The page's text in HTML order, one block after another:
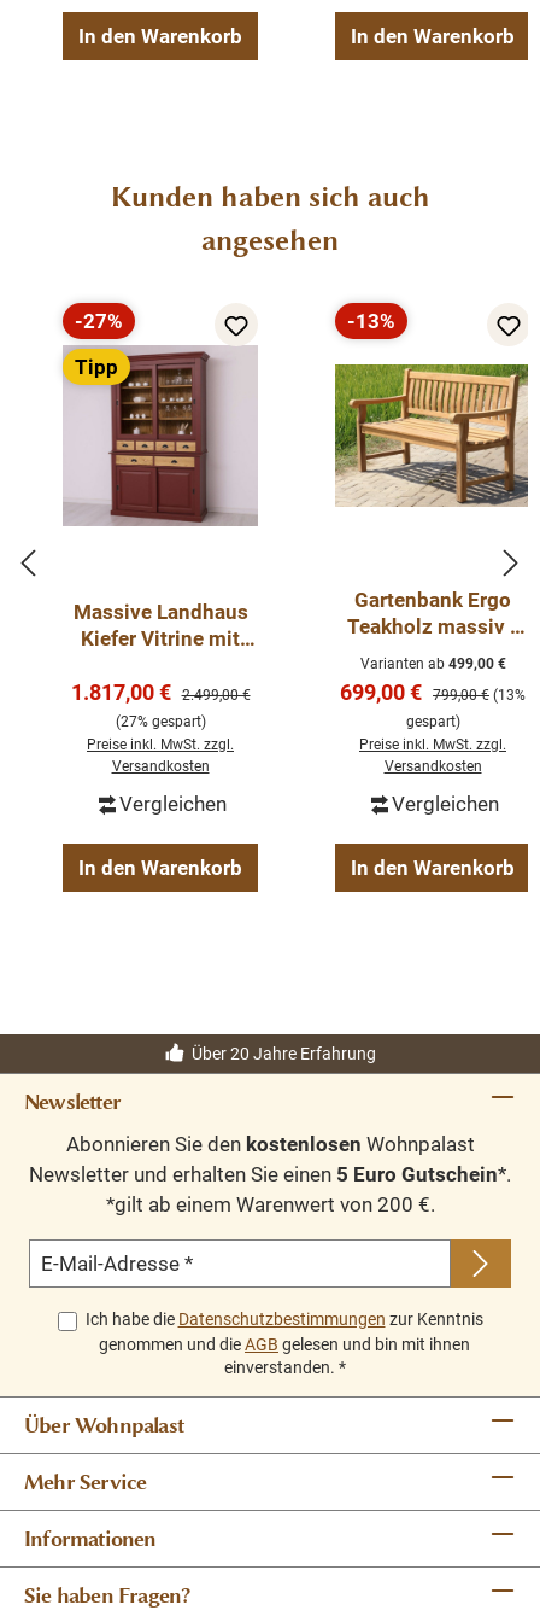
In den Warenkorb In den Warenkorb
Produktgalerie überspringen
Kunden haben sich auch
angesehen
Rabatt
-27%
Tipp
Massive Landhaus
Kiefer Vitrine mit
142 x 225 cm
Verkaufspreis:
1.817,00 € Regulärer Preis:
2.499,00 €
(27% gespart)
Preise inkl. MwSt. zzgl.
Versandkosten
Vergleichen
In den Warenkorb
Rabatt
-13%
Gartenbank Ergo
Teakholz massiv -
Gartenmöbel Teak
Bank - verschiedene
Größen
Varianten ab499,00 €
Verkaufspreis:
699,00 € Regulärer Preis:
799,00 € (13%
gespart)
Preise inkl. MwSt. zzgl.
Versandkosten
Vergleichen
In den Warenkorb
Über 20 Jahre Erfahrung
Newsletter
Abonnieren Sie den kostenlosen Wohnpalast
Newsletter und erhalten Sie einen 5 Euro Gutschein*.
*gilt ab einem Warenwert von 200 €.
E-Mail-Adresse *
Ich habe die Datenschutzbestimmungen zur Kenntnis
genommen und dieAGB gelesen und bin mit ihnen
einverstanden. *
Über Wohnpalast
Mehr Service
Informationen
Sie haben Fragen?